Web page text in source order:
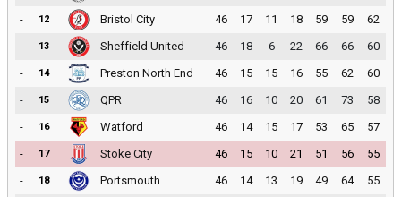
-
12 Bristol City 46 17 11 18 59 59
62
-
13 Sheffield United 46 18 6 22 66 66
60
-
14 Preston North End 46 15 15 16 55 62
60
-
15 QPR 46 16 10 20 61 73
58
-
16 Watford 46 14 15 17 53 65
57
-
17 Stoke City 46 15 10 21 51 56
55
-
18 Portsmouth 46 14 13 19 49 64
55